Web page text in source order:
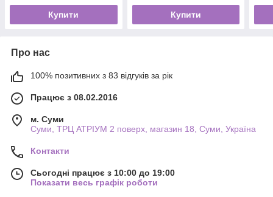
Купити Купити
Про нас
100% позитивних з 83 відгуків за рік
Працює з 08.02.2016
м. Суми
Суми, ТРЦ АТРІУМ 2 поверх, магазин 18, Суми, Україна
Контакти
Сьогодні працює з 10:00 до 19:00
Показати весь графік роботи